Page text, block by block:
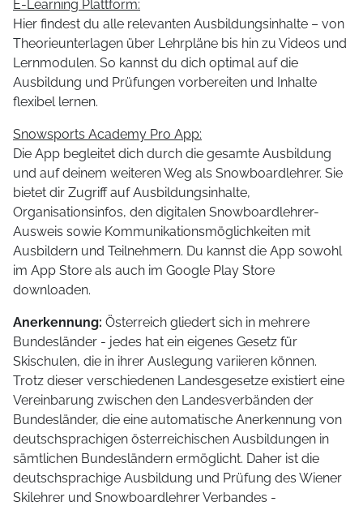
E-Learning Plattform:
Hier findest du alle relevanten Ausbildungsinhalte – von
Theorieunterlagen über Lehrpläne bis hin zu Videos und
Lernmodulen. So kannst du dich optimal auf die
Ausbildung und Prüfungen vorbereiten und Inhalte
flexibel lernen.
Snowsports Academy Pro App:
Die App begleitet dich durch die gesamte Ausbildung
und auf deinem weiteren Weg als Snowboardlehrer. Sie
bietet dir Zugriff auf Ausbildungsinhalte,
Organisationsinfos, den digitalen Snowboardlehrer-
Ausweis sowie Kommunikationsmöglichkeiten mit
Ausbildern und Teilnehmern. Du kannst die App sowohl
im App Store als auch im Google Play Store
downloaden.
Anerkennung: Österreich gliedert sich in mehrere
Bundesländer - jedes hat ein eigenes Gesetz für
Skischulen, die in ihrer Auslegung variieren können.
Trotz dieser verschiedenen Landesgesetze existiert eine
Vereinbarung zwischen den Landesverbänden der
Bundesländer, die eine automatische Anerkennung von
deutschsprachigen österreichischen Ausbildungen in
sämtlichen Bundesländern ermöglicht. Daher ist die
deutschsprachige Ausbildung und Prüfung des Wiener
Skilehrer und Snowboardlehrer Verbandes -